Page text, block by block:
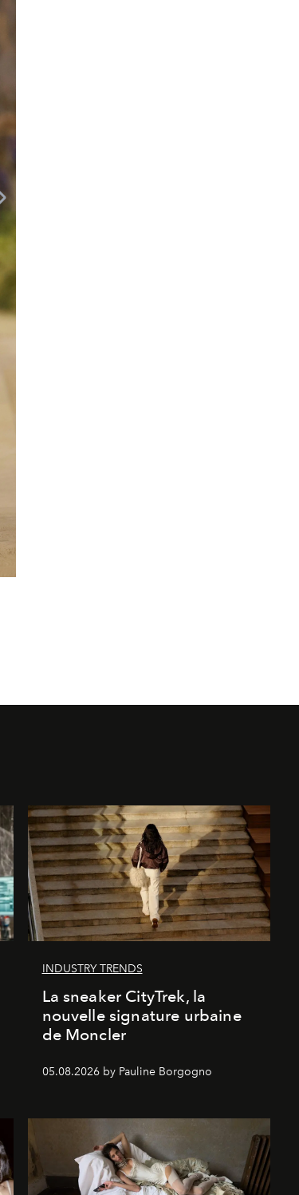
INDUSTRY TRENDS
La sneaker CityTrek, la
nouvelle signature urbaine
de Moncler
05.08.2026 by Pauline Borgogno